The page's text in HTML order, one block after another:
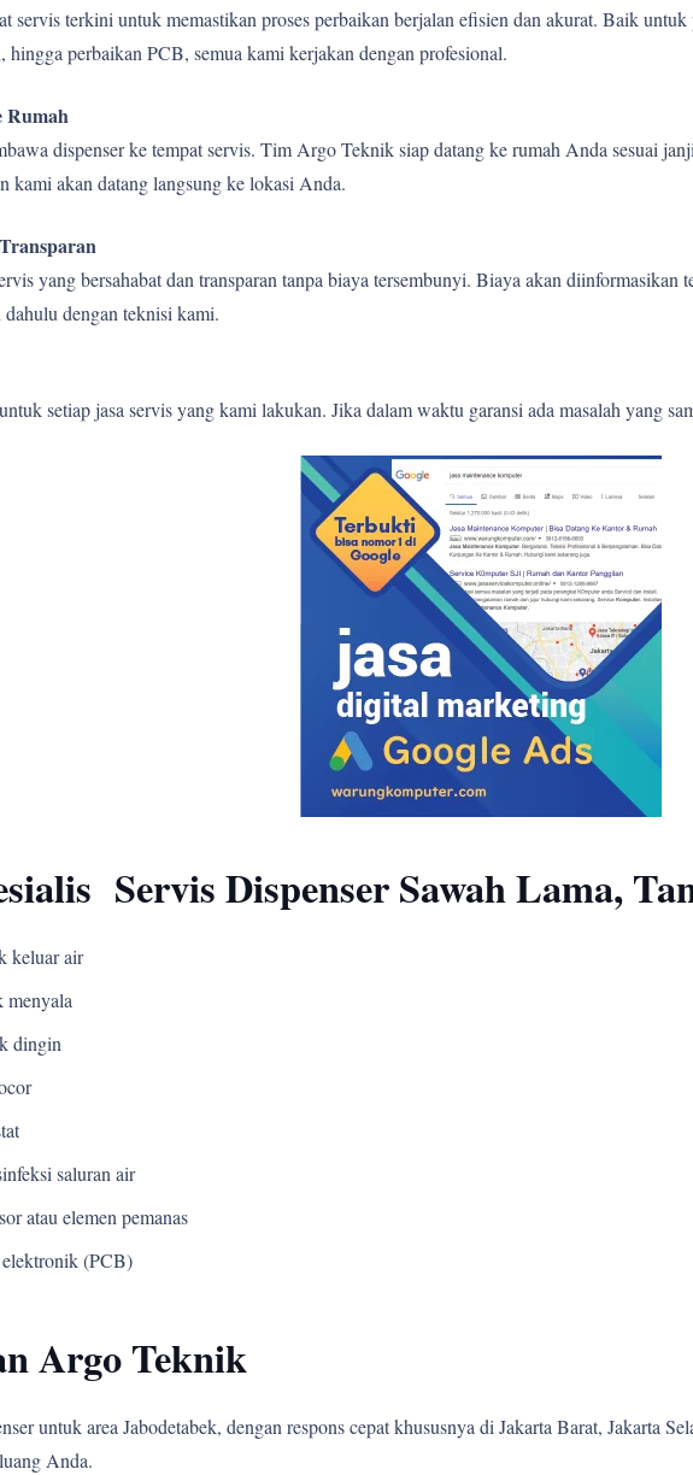
servis terkini untuk memastikan proses perbaikan berjalan efisien dan akurat. Baik untuk
hingga perbaikan PCB, semua kami kerjakan dengan profesional.
Rumah
dispenser ke tempat servis. Tim Argo Teknik siap datang ke rumah Anda sesuai
kami akan datang langsung ke lokasi Anda.
yang bersahabat dan transparan tanpa biaya tersembunyi. Biaya akan
dengan teknisi kami.
setiap jasa servis yang kami lakukan. Jika dalam waktu garansi ada masalah yang
Servis Dispenser Sawah Lama,
keluar air
menyala
dingin
saluran air
atau elemen pemanas
(PCB)
Argo Teknik
untuk area Jabodetabek, dengan respons cepat khususnya di Jakarta Barat, Jakarta
Anda.